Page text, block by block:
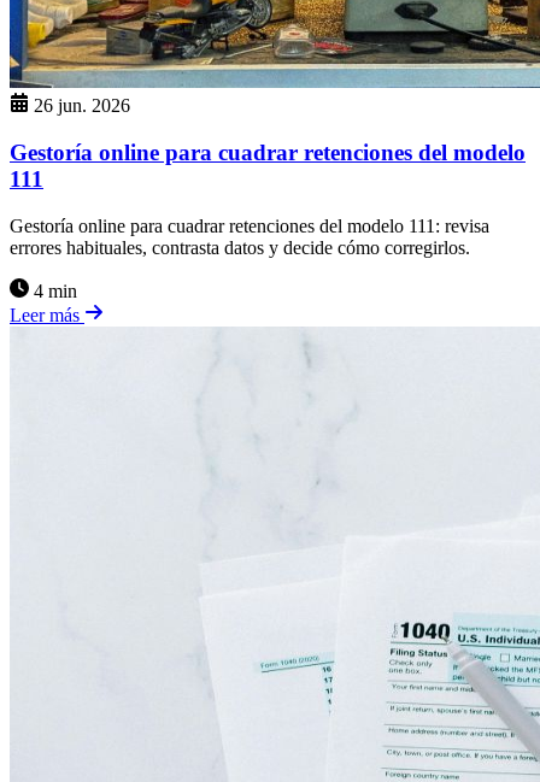
26 jun. 2026
Gestoría online para cuadrar retenciones del modelo
111
Gestoría online para cuadrar retenciones del modelo 111: revisa
errores habituales, contrasta datos y decide cómo corregirlos.
4 min
Leer más